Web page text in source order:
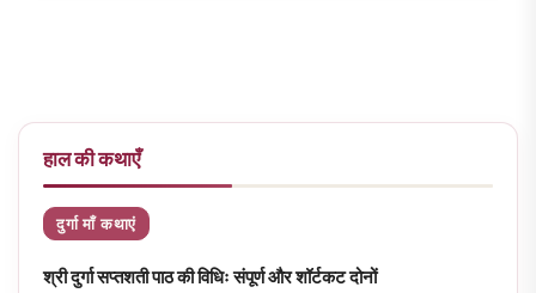
हाल की कथाएँ
दुर्गा माँ कथाएं
श्री दुर्गा सप्तशती पाठ की विधिः संपूर्ण और शॉर्टकट दोनों